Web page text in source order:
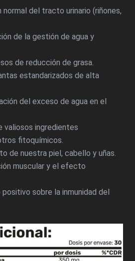
normal del tracto urinario (riñones,
de la gestión de agua y
de reducción de grasa.
estandarizados de alta
del exceso de agua en el
valiosos ingredientes
fitoquímicos.
de nuestra piel, cabello y uñas.
muscular y el efecto
sobre la inmunidad del